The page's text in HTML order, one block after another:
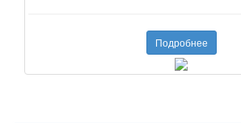
Подробнее